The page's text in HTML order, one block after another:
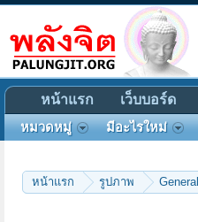
หน้าแรก รูปภาพ General
หน้าแรก เว็บบอร์ด
หมวดหมู่ มีอะไรใหม่